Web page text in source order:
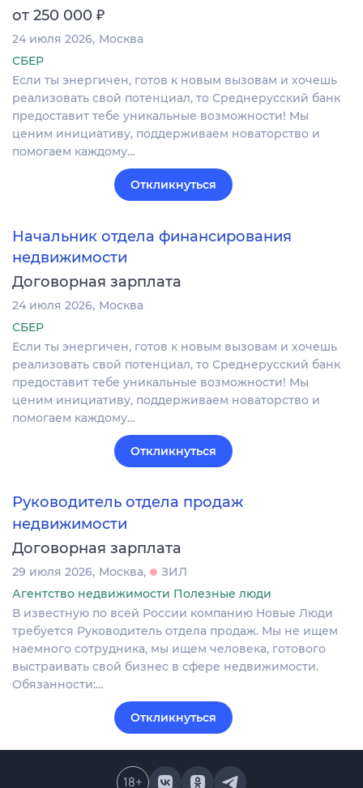
от 250 000 ₽
24 июля 2026 Москва
СБЕР
Если ты энергичен, готов к новым вызовам и хочешь
реализовать свой потенциал, то Среднерусский банк
предоставит тебе уникальные возможности! Мы
ценим инициативу, поддерживаем новаторство и
помогаем каждому…
Откликнуться
Начальник отдела финансирования
недвижимости
Договорная зарплата
24 июля 2026 Москва
СБЕР
Если ты энергичен, готов к новым вызовам и хочешь
реализовать свой потенциал, то Среднерусский банк
предоставит тебе уникальные возможности! Мы
ценим инициативу, поддерживаем новаторство и
помогаем каждому…
Откликнуться
Руководитель отдела продаж
недвижимости
Договорная зарплата
29 июля 2026 Москва
ЗИЛ
Агентство недвижимости Полезные люди
В известную по всей России компанию Новые Люди
требуется Руководитель отдела продаж. Мы не ищем
наемного сотрудника, мы ищем человека, готового
выстраивать свой бизнес в сфере недвижимости.
Обязанности:…
Откликнуться
18+